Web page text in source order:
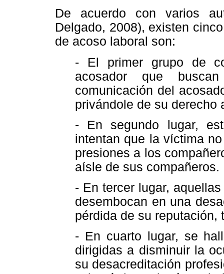
De acuerdo con varios
Delgado, 2008), existen
de acoso laboral son:
- El primer grupo de
acosador que
comunicación del
privándole de su derecho
- En segundo lugar,
intentan que la víctima
presiones a los
aísle de sus compañeros.
- En tercer lugar,
desembocan en una
pérdida de su reputación,
- En cuarto lugar, se
dirigidas a disminuir la
su desacreditación